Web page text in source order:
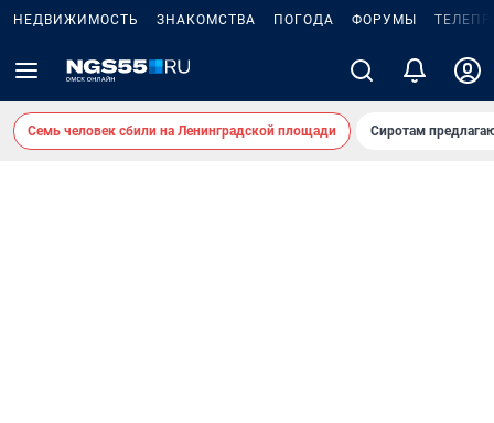
НЕДВИЖИМОСТЬ ЗНАКОМСТВА ПОГОДА ФОРУМЫ
Семь человек сбили на Ленинградской площади Сиротам